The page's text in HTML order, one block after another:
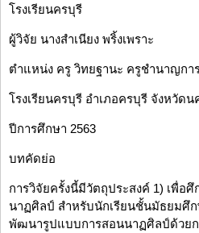
โรงเรียนครบุรี
ผู้วิจัย นางสำเนียง พริ้งเพราะ
ตำแหน่ง ครู วิทยฐานะ ครูชำนาญกา
โรงเรียนครบุรี อำเภอครบุรี จังหวัดน
ปีการศึกษา 2563
บทคัดย่อ
การวิจัยครั้งนี้มีวัตถุประสงค์ 1) เพื่อ
นาฏศิลป์ สำหรับนักเรียนชั้นมัธยมศึก
พัฒนารูปแบบการสอนนาฏศิลป์ด้วยก